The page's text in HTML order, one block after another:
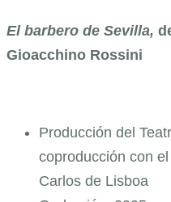
El barbero de Sevilla,
Gioacchino Rossini
Producción del
coproducción con
Carlos de Lisboa